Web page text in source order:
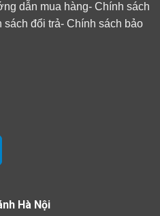
dẫn mua hàng- Chính sách
sách đổi trả- Chính sách bảo
Hà Nội